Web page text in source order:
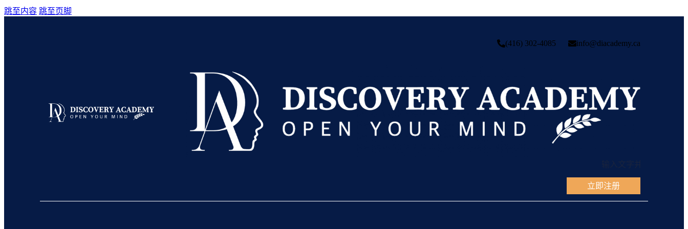
跳至内容 跳至页脚
(416) 302-4085 info@diacademy.ca
立即注册